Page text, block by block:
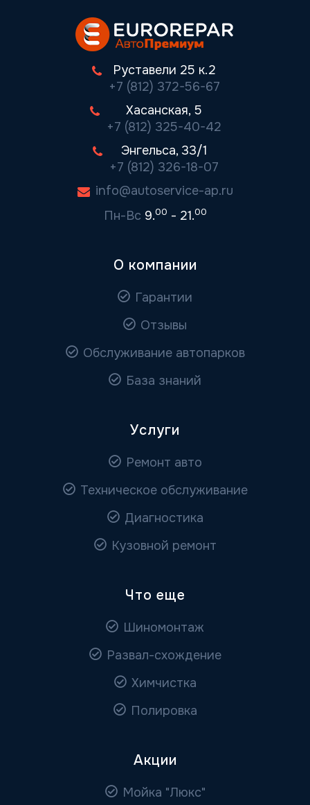
Руставели 25 к.2
+7 (812) 372-56-67
Хасанская, 5
+7 (812) 325-40-42
Энгельса, 33/1
+7 (812) 326-18-07
info@autoservice-ap.ru
Пн-Вс 9.00 - 21.00
О компании
Гарантии
Отзывы
Обслуживание автопарков
База знаний
Услуги
Ремонт авто
Техническое обслуживание
Диагностика
Кузовной ремонт
Что еще
Шиномонтаж
Развал-схождение
Химчистка
Полировка
Акции
Мойка "Люкс"